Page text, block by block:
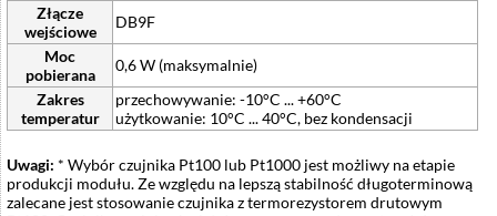
Złącze
wejściowe
DB9F
Moc
pobierana
0,6 W (maksymalnie)
Zakres
temperatur
przechowywanie: -10°C ... +60°C
użytkowanie: 10°C ... 40°C, bez kondensacji
Uwagi: * Wybór czujnika Pt100 lub Pt1000 jest możliwy na etapie
produkcji modułu. Ze względu na lepszą stabilność długoterminową
zalecane jest stosowanie czujnika z termorezystorem drutowym